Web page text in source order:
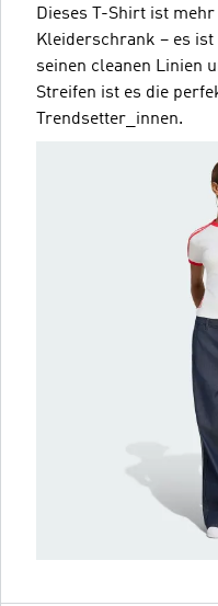
Dieses T-Shirt ist
Kleiderschrank – es
seinen cleanen Linien
Streifen ist es die
Trendsetter_innen.